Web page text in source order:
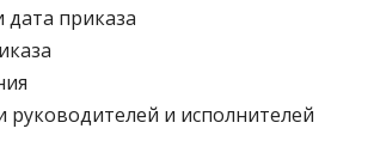
приказа
руководителей и исполнителей